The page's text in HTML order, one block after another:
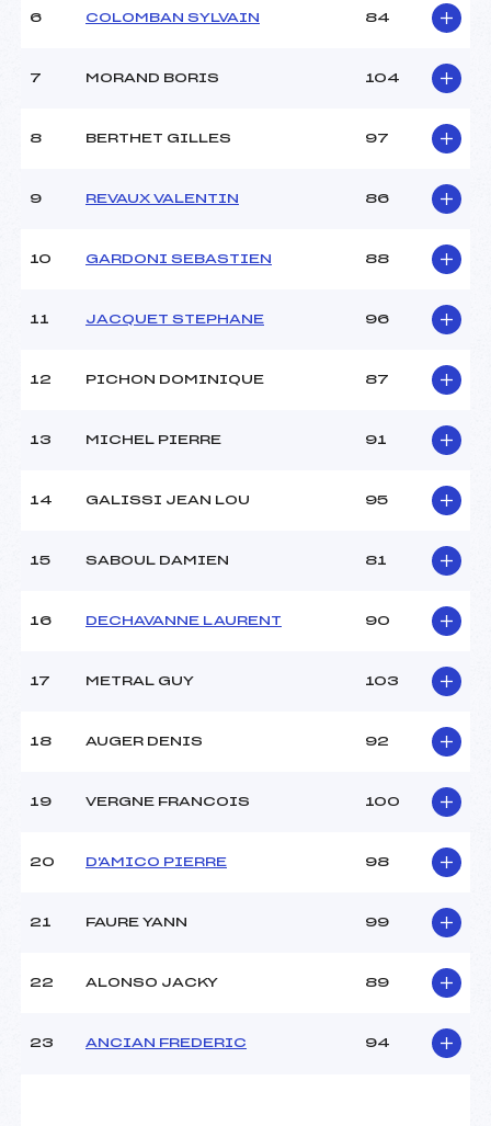
76.0500
800
Style :
L
6 COLOMBAN SYLVAIN 84
7 MORAND BORIS 104
8 BERTHET GILLES 97
9 REVAUX VALENTIN 86
10 GARDONI SEBASTIEN 88
11 JACQUET STEPHANE 96
12 PICHON DOMINIQUE 87
13 MICHEL PIERRE 91
14 GALISSI JEAN LOU 95
15 SABOUL DAMIEN 81
16 DECHAVANNE LAURENT 90
17 METRAL GUY 103
18 AUGER DENIS 92
19 VERGNE FRANCOIS 100
20 D'AMICO PIERRE 98
21 FAURE YANN 99
22 ALONSO JACKY 89
23 ANCIAN FREDERIC 94